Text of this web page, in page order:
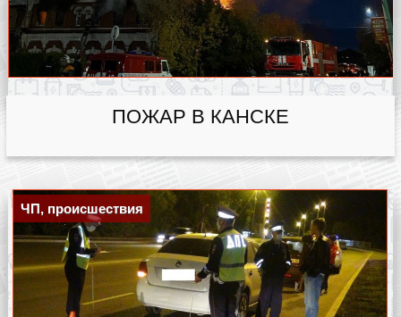
ПОЖАР В КАНСКЕ
ЧП, происшествия